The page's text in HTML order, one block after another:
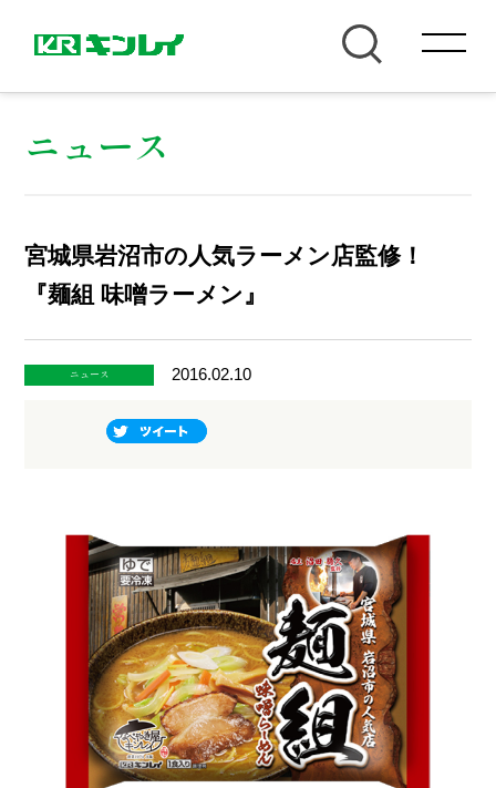
ニュース
宮城県岩沼市の人気ラーメン店監修！
『麺組 味噌ラーメン』
ニュース 2016.02.10